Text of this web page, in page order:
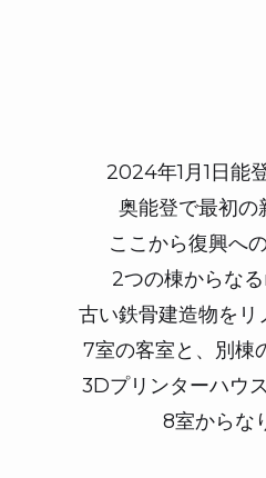
2024年1月1日能
奥能登で最初の
ここから復興へ
2つの棟からな
古い鉄骨建造物をリ
7室の客室と、別棟
3Dプリンターハウ
8室からな